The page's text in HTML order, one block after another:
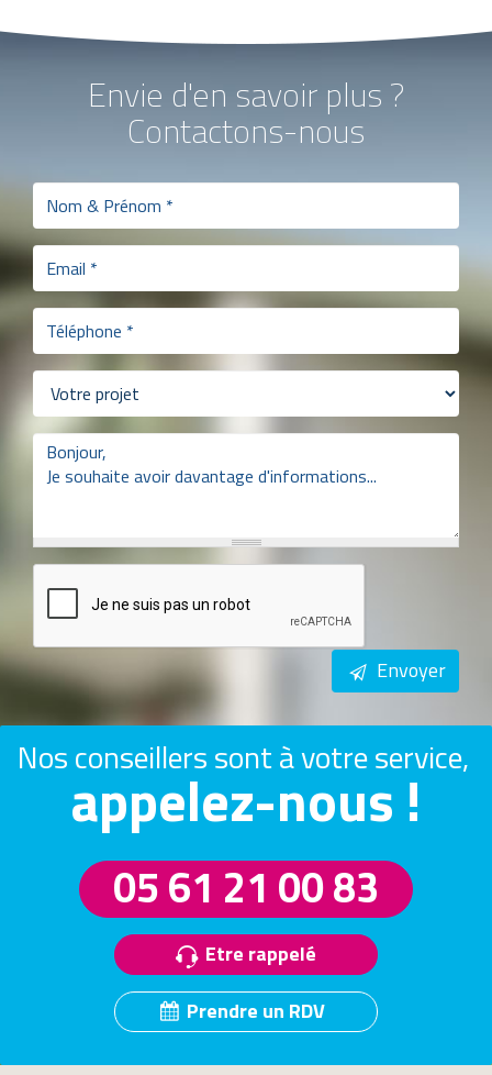
Envie d'en savoir plus ?
Contactons-nous
Envoyer
Nos conseillers sont à votre service,
appelez-nous !
05 61 21 00 83
Etre rappelé
Prendre un RDV